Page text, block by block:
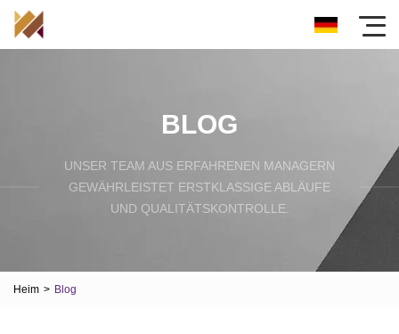
BLOG
UNSER TEAM AUS ERFAHRENEN MANAGERN
GEWÄHRLEISTET ERSTKLASSIGE ABLÄUFE
UND QUALITÄTSKONTROLLE.
Heim > Blog